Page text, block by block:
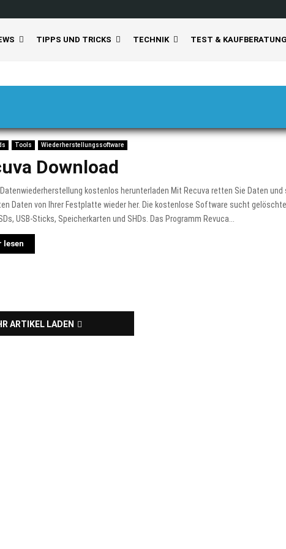
TIPPS UND TRICKS TECHNIK TEST & KAUFBERATUNG
Tools Wiederherstellungssoftware
Download
kostenlos herunterladen Mit Recuva retten Sie Daten und
Daten von Ihrer Festplatte wieder her. Die kostenlose Software sucht
USB-Sticks, Speicherkarten und SHDs. Das Programm Revuca...
lesen
ARTIKEL LADEN